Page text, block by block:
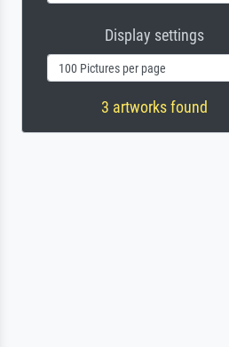
Display settings
3 artworks found